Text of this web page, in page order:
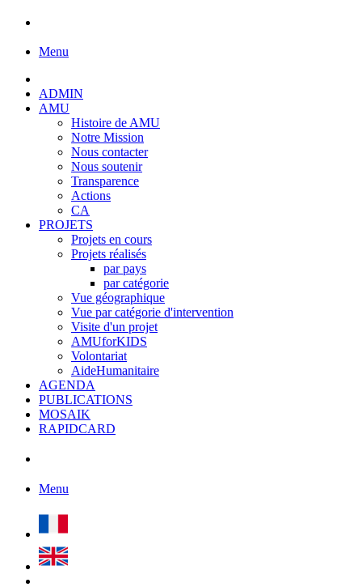
Menu
ADMIN
AMU
Histoire de AMU
Notre Mission
Nous contacter
Nous soutenir
Transparence
Actions
CA
PROJETS
Projets en cours
Projets réalisés
par pays
par catégorie
Vue géographique
Vue par catégorie d'intervention
Visite d'un projet
AMUforKIDS
Volontariat
AideHumanitaire
AGENDA
PUBLICATIONS
MOSAIK
RAPIDCARD
Menu